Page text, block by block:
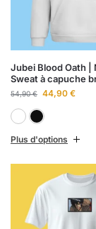
Jubei Blood Oath |
Sweat à capuche
54,90€ 44,90 €
Plus d'options